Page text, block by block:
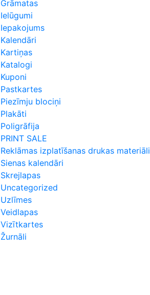
Grāmatas
Ielūgumi
Iepakojums
Kalendāri
Kartiņas
Katalogi
Kuponi
Pastkartes
Piezīmju blociņi
Plakāti
Poligrāfija
PRINT SALE
Reklāmas izplatīšanas drukas materiāli
Sienas kalendāri
Skrejlapas
Uncategorized
Uzlīmes
Veidlapas
Vizītkartes
Žurnāli